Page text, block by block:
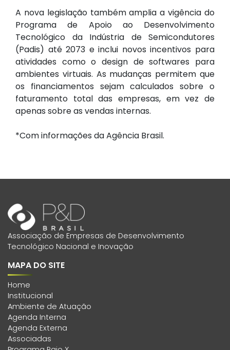
A nova legislação também amplia a vigência do
Programa de Apoio ao Desenvolvimento
Tecnológico da Indústria de Semicondutores
(Padis) até 2073 e inclui novos incentivos para
atividades como o design de softwares para
ambientes virtuais. As mudanças permitem que
os financiamentos sejam calculados sobre o
faturamento total das empresas, em vez de
apenas sobre as vendas internas.
*Com informações da Agência Brasil.
Associação de Empresas de Desenvolvimento
Tecnológico Nacional e Inovação
MAPA DO SITE
Home
Institucional
Ambiente de Atuação
Agenda Interna
Agenda Externa
Associadas